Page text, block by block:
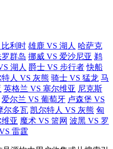
比利时 雄鹿 VS 湖人 哈萨克
群岛 挪威 VS 爱沙尼亚 鹈
湖人 爵士 VS 步行者 快船
人 VS 灰熊 骑士 VS 猛龙 马
英格兰 VS 塞尔维亚 尼克斯
爱尔兰 VS 葡萄牙 卢森堡 VS
尔多瓦 凯尔特人 VS 灰熊 匈
亚 魔术 VS 篮网 波黑 VS 罗
雷霆